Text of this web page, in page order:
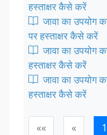
हस्ताक्षर कैसे करें
जावा का उपयोग
पर हस्ताक्षर कैसे करें
जावा का उपयोग
हस्ताक्षर कैसे करें
जावा का उपयोग
हस्ताक्षर कैसे करें
«« « 1